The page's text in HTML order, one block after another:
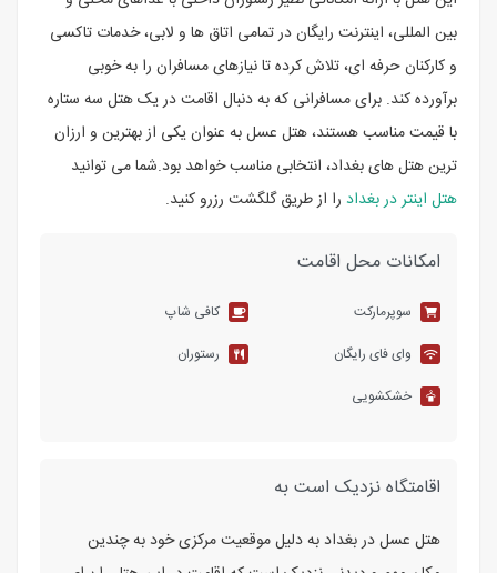
بین المللی، اینترنت رایگان در تمامی اتاق ها و لابی، خدمات تاکسی
و کارکنان حرفه ای، تلاش کرده تا نیازهای مسافران را به خوبی
برآورده کند. برای مسافرانی که به دنبال اقامت در یک هتل سه ستاره
با قیمت مناسب هستند، هتل عسل به عنوان یکی از بهترین و ارزان
ترین هتل های بغداد، انتخابی مناسب خواهد بود.شما می توانید
هتل اینتر در بغداد را از طریق گلگشت رزرو کنید.
امکانات محل اقامت
سوپرمارکت
کافی شاپ
وای فای رایگان
رستوران
خشکشویی
اقامتگاه نزدیک است به
هتل عسل در بغداد به دلیل موقعیت مرکزی خود به چندین